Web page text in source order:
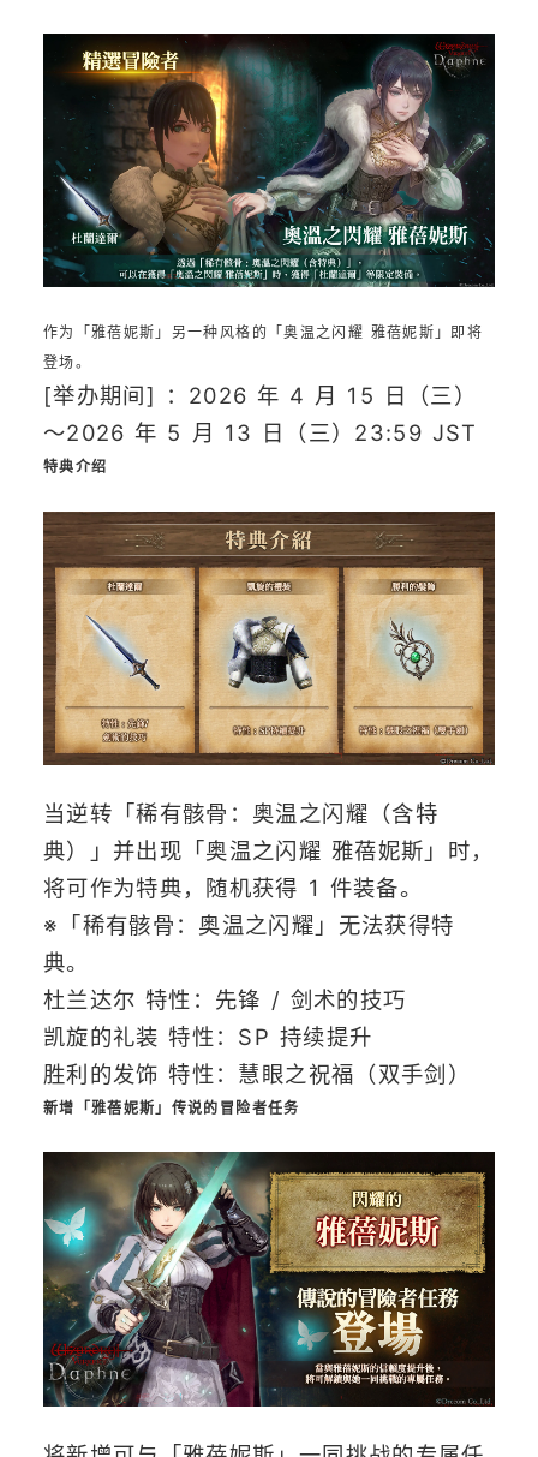
作为「雅蓓妮斯」另一种风格的「奥温之闪耀 雅蓓妮斯」即将
登场。
[举办期间] ：2026 年 4 月 15 日（三）
～2026 年 5 月 13 日（三）23:59 JST
特典介绍
当逆转「稀有骸骨：奥温之闪耀（含特
典）」并出现「奥温之闪耀 雅蓓妮斯」时，
将可作为特典，随机获得 1 件装备。
※「稀有骸骨：奥温之闪耀」无法获得特
典。
杜兰达尔 特性：先锋 / 剑术的技巧
凯旋的礼装 特性：SP 持续提升
胜利的发饰 特性：慧眼之祝福（双手剑）
新增「雅蓓妮斯」传说的冒险者任务